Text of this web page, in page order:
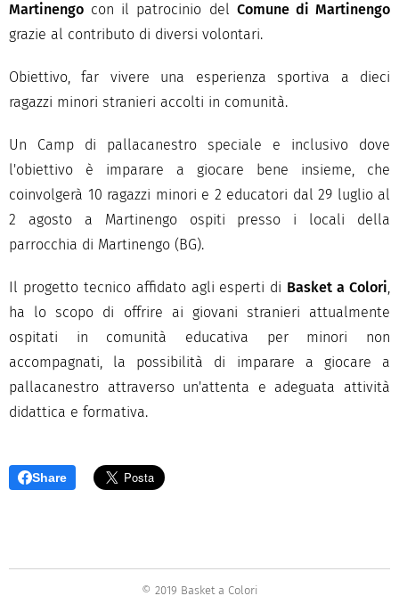
Martinengo con il patrocinio del Comune di Martinengo
grazie al contributo di diversi volontari.
Obiettivo, far vivere una esperienza sportiva a dieci
ragazzi minori stranieri accolti in comunità.
Un Camp di pallacanestro speciale e inclusivo dove
l'obiettivo è imparare a giocare bene insieme, che
coinvolgerà 10 ragazzi minori e 2 educatori dal 29 luglio al
2 agosto a Martinengo ospiti presso i locali della
parrocchia di Martinengo (BG).
Il progetto tecnico affidato agli esperti di Basket a Colori,
ha lo scopo di offrire ai giovani stranieri attualmente
ospitati in comunità educativa per minori non
accompagnati, la possibilità di imparare a giocare a
pallacanestro attraverso un'attenta e adeguata attività
didattica e formativa.
Share
© 2019 Basket a Colori